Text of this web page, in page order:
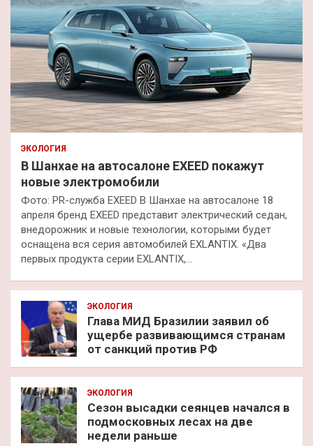
ЭКОЛОГИЯ
В Шанхае на автосалоне EXEED покажут
новые электромобили
Фото: PR-служба EXEED В Шанхае на автосалоне 18
апреля бренд EXEED представит электрический седан,
внедорожник и новые технологии, которыми будет
оснащена вся серия автомобилей EXLANTIX. «Два
первых продукта серии EXLANTIX,…
ЭКОЛОГИЯ
Глава МИД Бразилии заявил об
ущербе развивающимся странам
от санкций против РФ
ЭКОЛОГИЯ
Сезон высадки сеянцев начался в
подмосковных лесах на две
недели раньше